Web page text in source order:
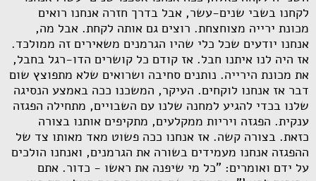
לקחנו בשבי שנים-עשר, אבל בדרך חזרה אנחנו רואים
מכונת ירייה מצוחצחת. רוצים גם אותה לקחת. אבל מה,
אנחנו יודעים שכל כלי שהיו הגרמנים משאירים זה ממולכד.
אז היה לנו איתנו חבל. אז קודם כל קושרים הדו-רגל בחבל,
את מכונת הירייה. נותנים סחיבה ושרואים שלא מתפוצץ שום
דבר אז אנחנו לוקחים. העיקר, המשכנו ככה באמצע הנסיגה
שלנו בכדי להגיע למחנה שלנו עם השבויים, מתחילה הפגזה
ענקית. הפגזה ויריות ממקלעים, מתקיפים אותנו בצורה
כזאת. בצורה קשה. אז אנחנו ככה פשוט מאד מאותו צד של
ההפגזה אנחנו מעמידים בשורה את הגרמנים, ואנחנו הולכים
על ידם ואומרים: "כל מי שיפנה את ראשו - כדור. אתם